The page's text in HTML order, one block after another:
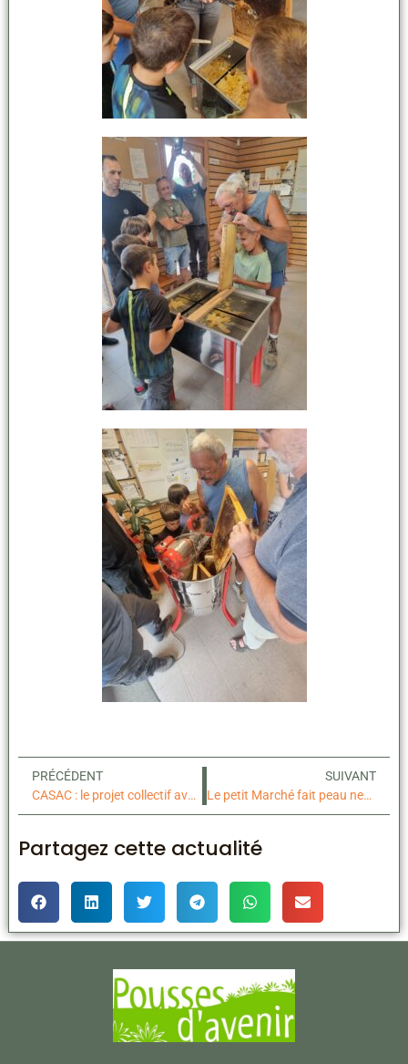
PRÉCÉDENT
CASAC : le projet collectif avance !
SUIVANT
Le petit Marché fait peau neuve
Partagez cette actualité